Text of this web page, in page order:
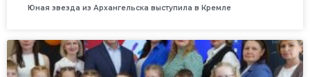
Юная звезда из Архангельска выступила в Кремле